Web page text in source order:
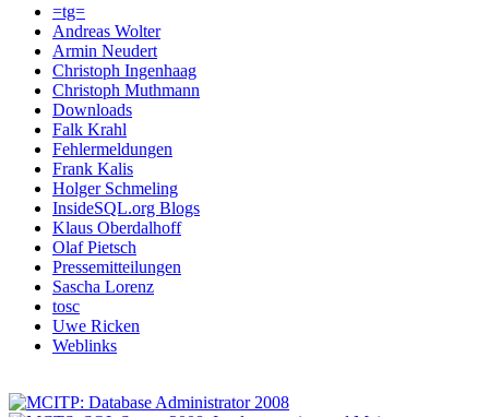
=tg=
Andreas Wolter
Armin Neudert
Christoph Ingenhaag
Christoph Muthmann
Downloads
Falk Krahl
Fehlermeldungen
Frank Kalis
Holger Schmeling
InsideSQL.org Blogs
Klaus Oberdalhoff
Olaf Pietsch
Pressemitteilungen
Sascha Lorenz
tosc
Uwe Ricken
Weblinks